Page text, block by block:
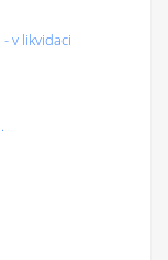
- v likvidaci